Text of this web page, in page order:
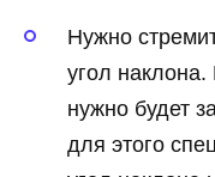
Нужно
угол
нужно будет
для этого